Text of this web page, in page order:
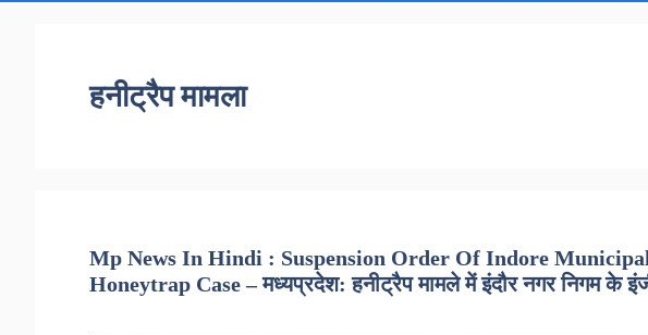
हनीट्रैप मामला
Mp News In Hindi : Suspension Order Of Indore
Honeytrap Case – मध्यप्रदेश: हनीट्रैप मामले में इंदौर नगर निगम के